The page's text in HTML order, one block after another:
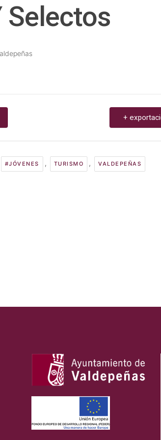
Selectos
+
#JÓVENES , TURISMO , VALDEPEÑAS